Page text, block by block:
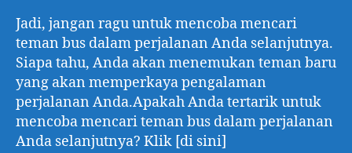
Jadi, jangan ragu untuk mencoba mencari
teman bus dalam perjalanan Anda selanjutnya.
Siapa tahu, Anda akan menemukan teman baru
yang akan memperkaya pengalaman
perjalanan Anda.Apakah Anda tertarik untuk
mencoba mencari teman bus dalam perjalanan
Anda selanjutnya? Klik [di sini]